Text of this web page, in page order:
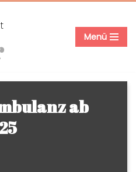
Menü
ab